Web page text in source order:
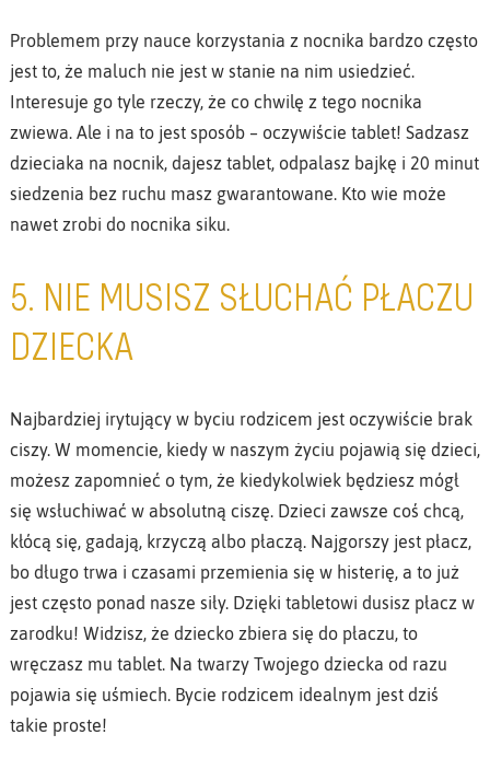
Problemem przy nauce korzystania z nocnika bardzo często
jest to, że maluch nie jest w stanie na nim usiedzieć.
Interesuje go tyle rzeczy, że co chwilę z tego nocnika
zwiewa. Ale i na to jest sposób – oczywiście tablet! Sadzasz
dzieciaka na nocnik, dajesz tablet, odpalasz bajkę i 20 minut
siedzenia bez ruchu masz gwarantowane. Kto wie może
nawet zrobi do nocnika siku.
5. NIE MUSISZ SŁUCHAĆ PŁACZU
DZIECKA
Najbardziej irytujący w byciu rodzicem jest oczywiście brak
ciszy. W momencie, kiedy w naszym życiu pojawią się dzieci,
możesz zapomnieć o tym, że kiedykolwiek będziesz mógł
się wsłuchiwać w absolutną ciszę. Dzieci zawsze coś chcą,
kłócą się, gadają, krzyczą albo płaczą. Najgorszy jest płacz,
bo długo trwa i czasami przemienia się w histerię, a to już
jest często ponad nasze siły. Dzięki tabletowi dusisz płacz w
zarodku! Widzisz, że dziecko zbiera się do płaczu, to
wręczasz mu tablet. Na twarzy Twojego dziecka od razu
pojawia się uśmiech. Bycie rodzicem idealnym jest dziś
takie proste!